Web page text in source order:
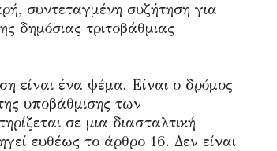
συντεταγμένη συζήτηση για
δημόσιας τριτοβάθμιας
είναι ένα ψέμα. Είναι ο δρόμος
υποβάθμισης των
σε μια διασταλτική
ευθέως το άρθρο 16. Δεν είναι